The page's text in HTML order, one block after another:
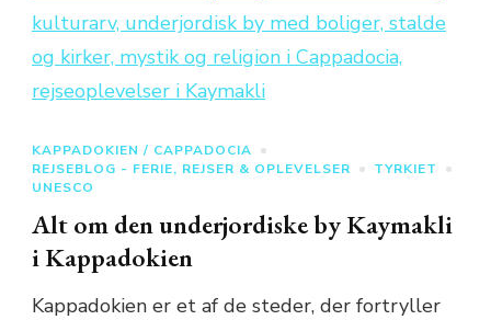
KAPPADOKIEN / CAPPADOCIA
REJSEBLOG - FERIE, REJSER & OPLEVELSER
TYRKIET
UNESCO
Alt om den underjordiske by Kaymakli
i Kappadokien
Kappadokien er et af de steder, der fortryller